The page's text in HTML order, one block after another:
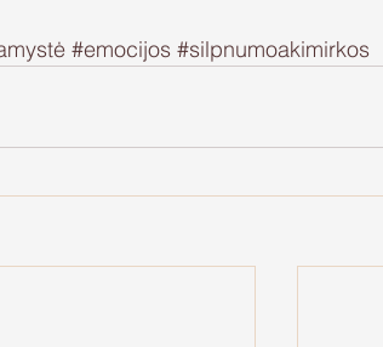
#emocijos #silpnumoakimirkos